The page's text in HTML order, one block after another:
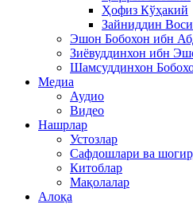
Ҳофиз Кўҳакий
Зайниддин
Эшон Бобохон ибн
Зиёвуддинхон ибн
Шамсуддинхон
Медиа
Аудио
Видео
Нашрлар
Устозлар
Сафдошлари ва
Китоблар
Мақолалар
Алоқа